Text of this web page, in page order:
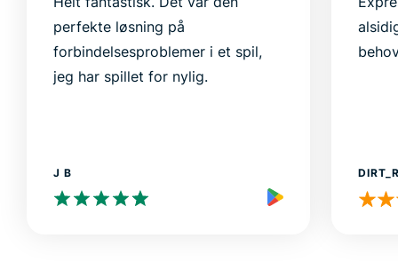
perfekte løsning på
forbindelsesproblemer i et spil,
jeg har spillet for nylig.
J B